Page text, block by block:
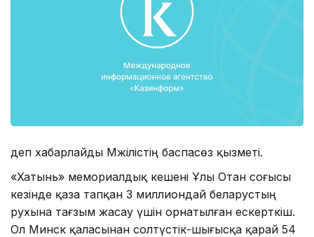
деп хабарлайды Мәжілістің баспасөз қызметі.
«Хатынь» мемориалдық кешені Ұлы Отан соғысы
кезінде қаза тапқан 3 миллиондай беларустың
рухына тағзым жасау үшін орнатылған ескерткіш.
Ол Минск қаласынан солтүстік-шығысқа қарай 54